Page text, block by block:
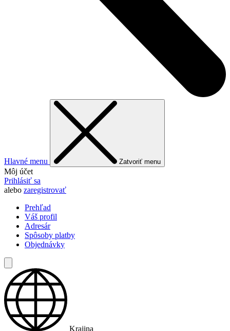
Hlavné menu Zatvoriť menu
Môj účet
Prihlásiť sa
alebo zaregistrovať
Prehľad
Váš profil
Adresár
Spôsoby platby
Objednávky
Krajina